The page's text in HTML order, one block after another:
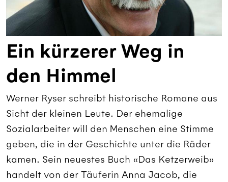
Ein kürzerer Weg in
den Himmel
Werner Ryser schreibt historische Romane aus
Sicht der kleinen Leute. Der ehemalige
Sozialarbeiter will den Menschen eine Stimme
geben, die in der Geschichte unter die Räder
kamen. Sein neuestes Buch «Das Ketzerweib»
handelt von der Täuferin Anna Jacob, die